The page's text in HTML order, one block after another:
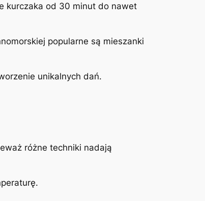
kurczaka od 30 minut do nawet
popularne są mieszanki
unikalnych dań.
różne techniki nadają